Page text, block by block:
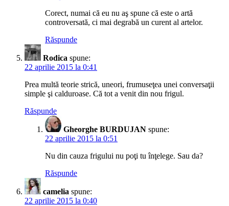
Corect, numai că eu nu aş spune că este o artă
controversată, ci mai degrabă un curent al artelor.
Răspunde
Rodica spune:
22 aprilie 2015 la 0:41
Prea multă teorie strică, uneori, frumuseţea unei conversaţii
simple şi calduroase. Că tot a venit din nou frigul.
Răspunde
Gheorghe BURDUJAN spune:
22 aprilie 2015 la 0:51
Nu din cauza frigului nu poţi tu înţelege. Sau da?
Răspunde
camelia spune:
22 aprilie 2015 la 0:40